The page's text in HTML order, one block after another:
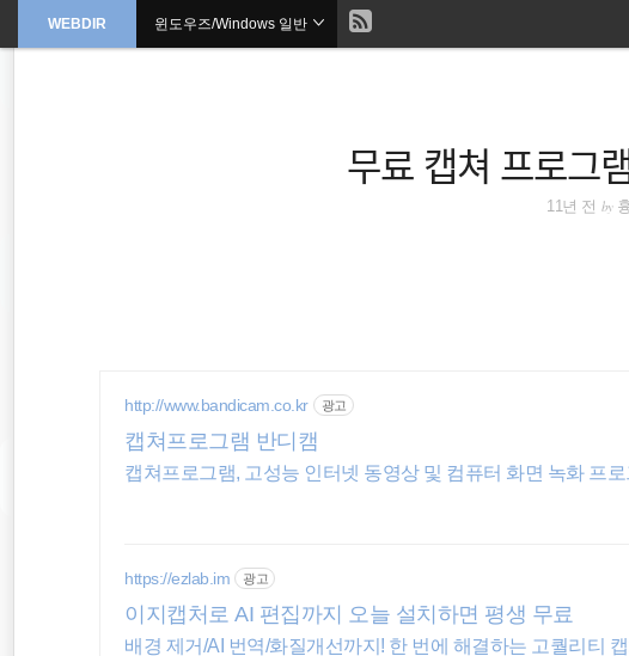
문
WEBDIR 현
윈도우즈/Windows 일반
무료 캡쳐 프로그
11년 전 by
http://www.bandicam.co.kr 광고
캡쳐프로그램 반디캠
캡쳐프로그램, 고성능 인터넷 동영상 및 컴퓨터 화면 녹화 프로
https://ezlab.im 광고
이지캡처로 AI 편집까지 오늘 설치하면 평생 무료
배경 제거/AI 번역/화질개선까지! 한 번에 해결하는 고퀄리티
JavaScript
polyfill
ubuntu